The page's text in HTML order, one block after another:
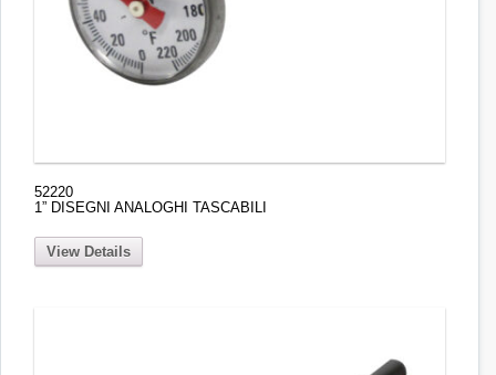
52220
1” DISEGNI ANALOGHI TASCABILI
View Details